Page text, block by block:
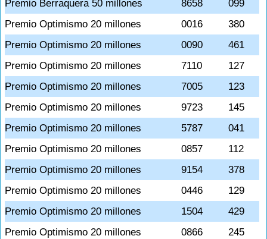
Premio Berraquera 50 millones
8658
099
Premio Optimismo 20 millones
0016
380
Premio Optimismo 20 millones
0090
461
Premio Optimismo 20 millones
7110
127
Premio Optimismo 20 millones
7005
123
Premio Optimismo 20 millones
9723
145
Premio Optimismo 20 millones
5787
041
Premio Optimismo 20 millones
0857
112
Premio Optimismo 20 millones
9154
378
Premio Optimismo 20 millones
0446
129
Premio Optimismo 20 millones
1504
429
Premio Optimismo 20 millones
0866
245